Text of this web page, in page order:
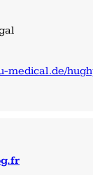
medical.de/